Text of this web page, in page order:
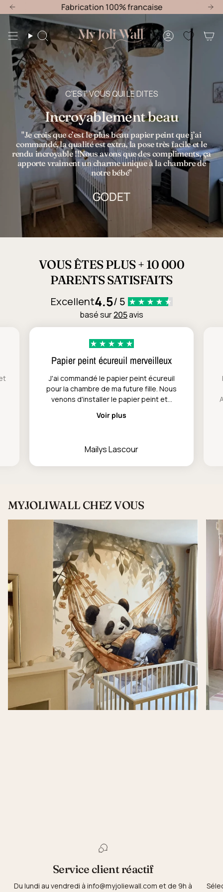
Passer
au
contenu
de
page
jusqu'au 30 Août Offre nouvelle chambre : -20%
Fabrication 100% francaise
Recherche Compte
C'EST VOUS QUI LE DITES
Incroyablement beau
"Je crois que c’est le plus beau papier peint que j’ai
commandé, la qualité est extra, la pose très facile et le
rendu incroyable !!Nous avons que des compliments, ça
apporte vraiment un charme unique à la chambre de
notre bébé"
GODET
VOUS ÊTES PLUS + 10 000
PARENTS SATISFAITS
Excellent4.5/ 5
basé sur205avis
Papier peint écureuil merveilleux
J'ai commandé le papier peint écureuil
pour la chambre de ma future fille. Nous
venons d'installer le papier peint et...
Voir plus
Mailys Lascour
MYJOLIWALL CHEZ VOUS
Service client réactif
Du lundi au vendredi à info@myjoliewall.com et de 9h à